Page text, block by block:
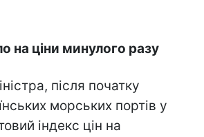
на ціни минулого разу
після початку
морських портів у
індекс цін на